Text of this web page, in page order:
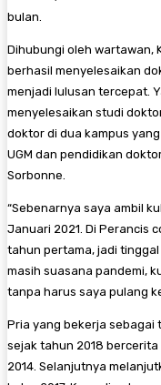
bulan.
Dihubungi oleh wartawan,
berhasil menyelesaikan
menjadi lulusan tercepat.
menyelesaikan studi
doktor di dua kampus
UGM dan pendidikan
Sorbonne.
“Sebenarnya saya ambil
Januari 2021. Di Perancis
tahun pertama, jadi
masih suasana pandemi,
tanpa harus saya pulang
Pria yang bekerja sebagai
sejak tahun 2018 bercerita
2014. Selanjutnya